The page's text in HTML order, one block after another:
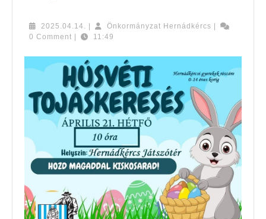
2025.04.14. 2025.04.14.
| Önkormányzat Hernádkércs Önkormányzat
|
0 Comment | 11:49